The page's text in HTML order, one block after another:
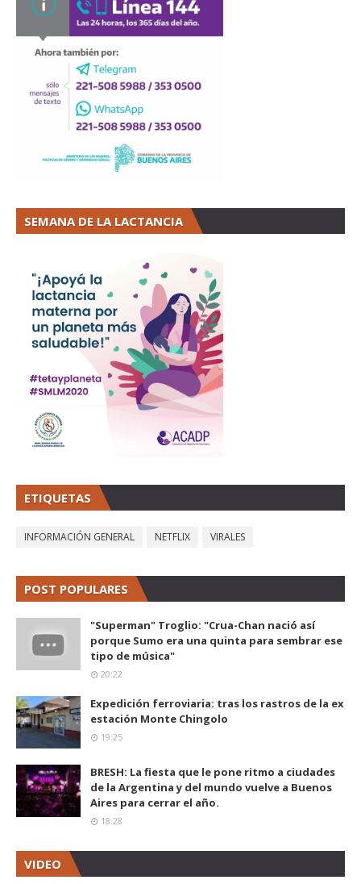
SEMANA DE LA LACTANCIA
ETIQUETAS
INFORMACIÓN GENERAL NETFLIX VIRALES
POST POPULARES
"Superman" Troglio: "Crua-Chan nació así
porque Sumo era una quinta para sembrar ese
tipo de música"
20:22
Expedición ferroviaria: tras los rastros de la ex
estación Monte Chingolo
19:25
BRESH: La fiesta que le pone ritmo a ciudades
de la Argentina y del mundo vuelve a Buenos
Aires para cerrar el año.
18:28
VIDEO